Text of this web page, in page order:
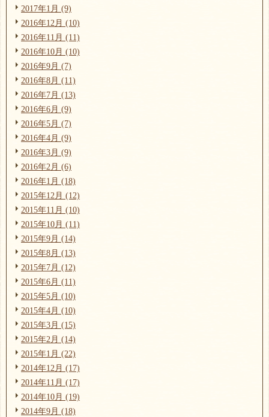
2017年1月 (9)
2016年12月 (10)
2016年11月 (11)
2016年10月 (10)
2016年9月 (7)
2016年8月 (11)
2016年7月 (13)
2016年6月 (9)
2016年5月 (7)
2016年4月 (9)
2016年3月 (9)
2016年2月 (6)
2016年1月 (18)
2015年12月 (12)
2015年11月 (10)
2015年10月 (11)
2015年9月 (14)
2015年8月 (13)
2015年7月 (12)
2015年6月 (11)
2015年5月 (10)
2015年4月 (10)
2015年3月 (15)
2015年2月 (14)
2015年1月 (22)
2014年12月 (17)
2014年11月 (17)
2014年10月 (19)
2014年9月 (18)